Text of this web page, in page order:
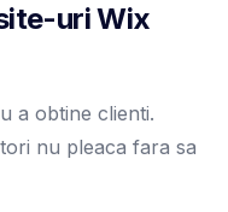
uri Wix
a obtine clienti.
nu pleaca fara sa